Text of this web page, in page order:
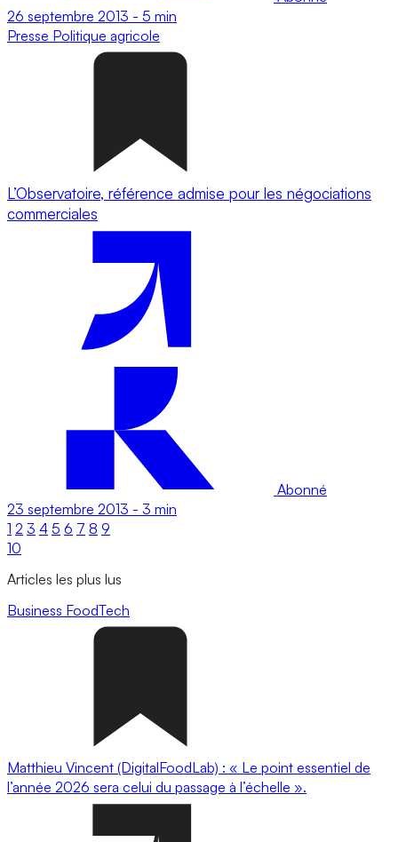
26 septembre 2013 - 5 min
Presse Politique agricole
L’Observatoire, référence admise pour les négociations
commerciales
Abonné
23 septembre 2013 - 3 min
1 2 3 4 5 6 7 8 9
10
Articles les plus lus
Business FoodTech
Matthieu Vincent (DigitalFoodLab) : « Le point essentiel de
l’année 2026 sera celui du passage à l’échelle ».